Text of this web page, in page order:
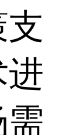
支
进
需